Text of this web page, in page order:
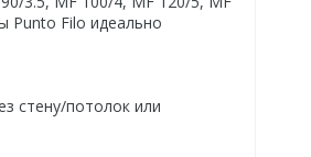
Punto Filo идеально
стену/потолок или